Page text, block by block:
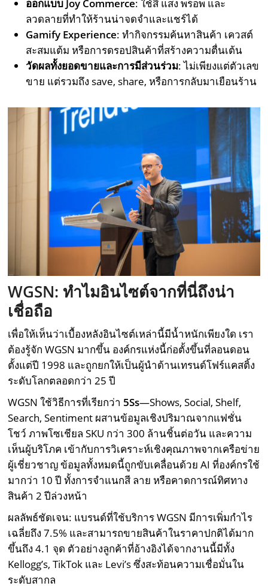
ออกแบบ Joy Commerce: ใช้สี แสง พร็อพ และ
ลวดลายที่ทำให้ร้านน่าจดจำและแชร์ได้
Gamify Experience: ทำกิจกรรมค้นหาสินค้า เควสต์
สะสมแต้ม หรือการดรอปสินค้าที่สร้างความตื่นเต้น
วัดผลทั้งยอดขายและการมีส่วนร่วม: ไม่เพียงแต่ตัวเลข
ขาย แต่รวมถึง save, share, หรือการกลับมาเยือนร้าน
WGSN: ทำไมอินไซต์จากที่นี่ถึงน่า
เชื่อถือ
เพื่อให้เห็นว่าเบื้องหลังอินไซต์เหล่านี้มีน้ำหนักเพียงใด เรา
ต้องรู้จัก WGSN มากขึ้น องค์กรแห่งนี้ก่อตั้งขึ้นที่ลอนดอน
ตั้งแต่ปี 1998 และถูกยกให้เป็นผู้นำด้านเทรนด์โฟร์แคสติ้ง
ระดับโลกตลอดกว่า 25 ปี
WGSN ใช้วิธีการที่เรียกว่า 5Ss—Shows, Social, Shelf,
Search, Sentiment ผสานข้อมูลเชิงปริมาณจากแฟชั่น
โชว์ ภาพโซเชียล SKU กว่า 300 ล้านชิ้นต่อวัน และความ
เห็นผู้บริโภค เข้ากับการวิเคราะห์เชิงคุณภาพจากเครือข่าย
ผู้เชี่ยวชาญ ข้อมูลทั้งหมดนี้ถูกขับเคลื่อนด้วย AI ที่องค์กรใช้
มากว่า 10 ปี ทั้งการจำแนกสี ลาย หรือคาดการณ์ทิศทาง
สินค้า 2 ปีล่วงหน้า
ผลลัพธ์ชัดเจน: แบรนด์ที่ใช้บริการ WGSN มีการเพิ่มกำไร
เฉลี่ยถึง 7.5% และสามารถขายสินค้าในราคาปกติได้มาก
ขึ้นถึง 4.1 จุด ตัวอย่างลูกค้าที่อ้างอิงได้จากงานนี้มีทั้ง
Kellogg’s, TikTok และ Levi’s ซึ่งสะท้อนความเชื่อมั่นใน
ระดับสากล